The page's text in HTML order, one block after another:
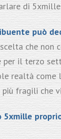
di
può
che non
il terzo
realtà
fragili che